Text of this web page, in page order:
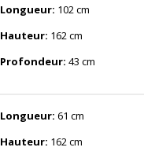
Longueur: 102 cm
Hauteur: 162 cm
Profondeur: 43 cm
Longueur: 61 cm
Hauteur: 162 cm